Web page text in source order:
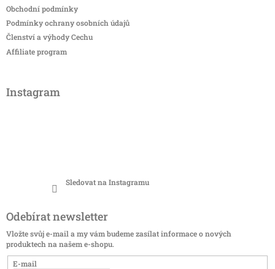
Obchodní podmínky
Podmínky ochrany osobních údajů
Členství a výhody Cechu
Affiliate program
Instagram
Sledovat na Instagramu
Odebírat newsletter
Vložte svůj e-mail a my vám budeme zasílat informace o nových
produktech na našem e-shopu.
E-mail